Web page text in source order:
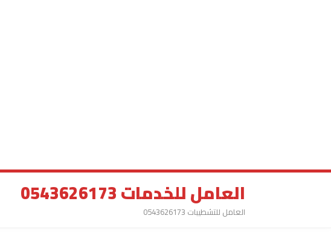
العامل للخدمات 0543626173
العامل للتشطيبات 0543626173